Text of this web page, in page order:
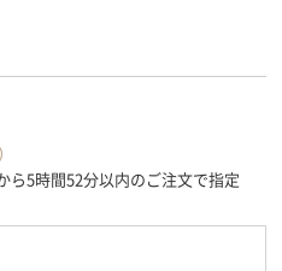
ら5時間52分以内のご注文で指定